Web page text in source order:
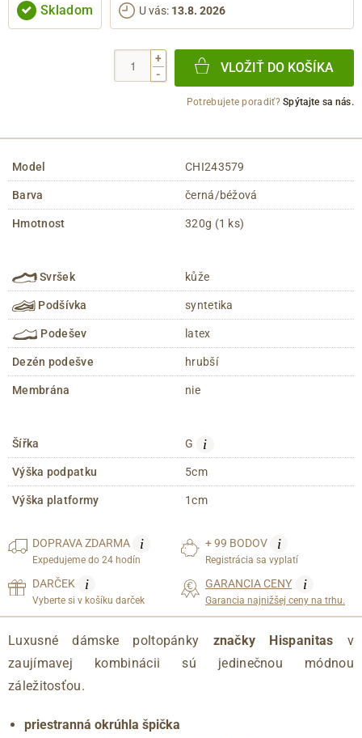
Skladom U vás: 13.8. 2026
+
-
VLOŽIŤ DO KOŠÍKA
Potrebujete poradiť?Spýtajte sa nás.
Model CHI243579
Barva černá/béžová
Hmotnost 320g (1 ks)
Svršek kůže
Podšívka syntetika
Podešev latex
Dezén podešve hrubší
Membrána nie
Šířka G i
Výška podpatku 5cm
Výška platformy 1cm
DOPRAVAZDARMA i
Expedujeme do 24 hodín
+ 99 BODOV i
Registrácia sa vyplatí
DARČEK i
Vyberte si v košíku darček
GARANCIA CENY i
Garancia najnižšej ceny na trhu.
Luxusné dámske poltopánky značky Hispanitas v
zaujímavej kombinácii sú jedinečnou módnou
záležitosťou.
priestranná okrúhla špička